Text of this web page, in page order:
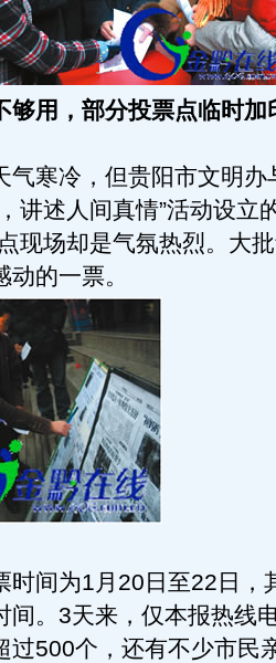
够用，部分投票点临时加
寒冷，但贵阳市文明办
讲述人间真情”活动设立
现场却是气氛热烈。大
的一票。
间为1月20日至22日，
间。3天来，仅本报热线
过500个，还有不少市民